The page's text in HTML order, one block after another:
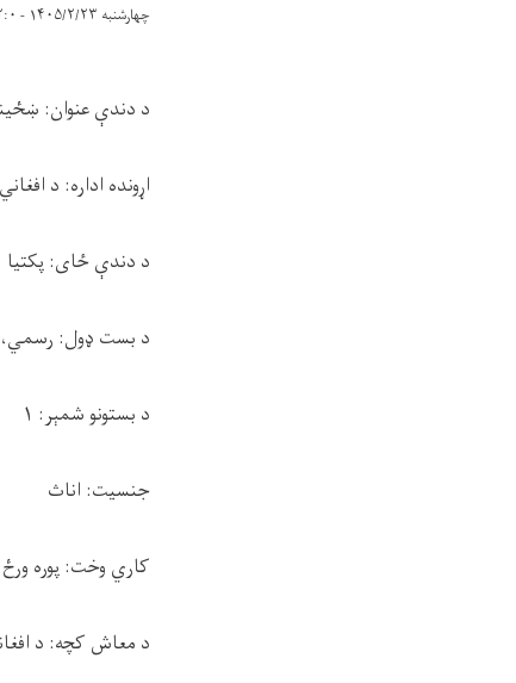
چهارشنبه ۱۴۰۵/۲/۲۳ - ۱۲:۰
د دندې عنوان:
اړونده اداره: د
د دندې ځای: پکتيا
د بست ډول:
د بستونو شمېر: ۱
جنسیت: اناث
کاري وخت: پوره ورځ
د معاش کچه: د